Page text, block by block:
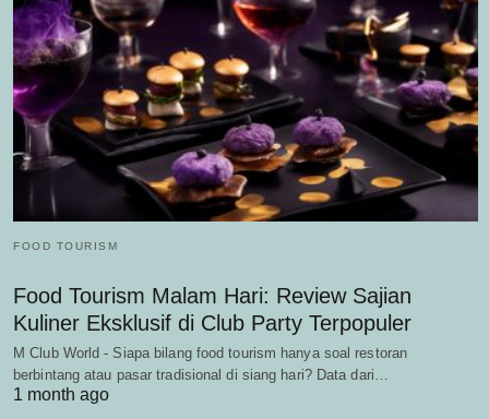
FOOD TOURISM
Food Tourism Malam Hari: Review Sajian
Kuliner Eksklusif di Club Party Terpopuler
M Club World - Siapa bilang food tourism hanya soal restoran
berbintang atau pasar tradisional di siang hari? Data dari…
1 month ago